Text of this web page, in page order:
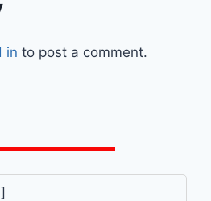
in to post a comment.